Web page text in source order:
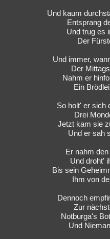
Und kaum
Entsprang
Und trug es
Der
Und immer,
Der
Nahm er
Ein
So holt' er sich
Drei
Jetzt kam sie
Und er sah
Er nahm
Und droht'
Bis sein
Ihm von
Dennoch
Zur
Notburga's
Und